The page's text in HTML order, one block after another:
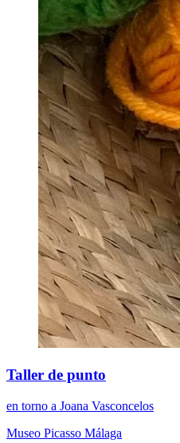
Taller de punto
en torno a Joana Vasconcelos
Museo Picasso Málaga